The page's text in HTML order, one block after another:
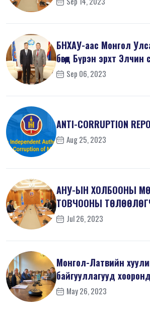
БНХАУ-аас Монгол
бөгөөд Бүрэн эрхт
Sep 06, 2023
ANTI-СORRUPTION
Aug 25, 2023
АНУ-ЫН ХОЛБООНЫ
ТОВЧООНЫ
ТЭМЦЭХ ГАЗАРТ ЗОЧЛ...
Jul 26, 2023
Монгол-Латвийн
байгууллагууд
ажиллагаанд ахиц...
May 26, 2023